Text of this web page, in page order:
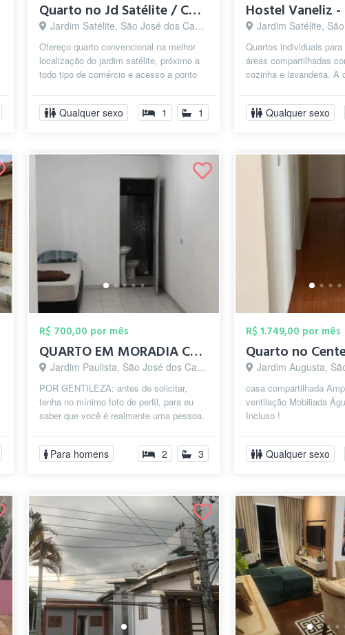
Quarto no Jd Satélite / CONTAS INCLUSAS
Jardim Satélite, São José dos Campos - SP
Ofereço quarto convencional na melhor
localização do jardim satélite, próximo a
todo tipo de comércio e acesso a ponto
Qualquer sexo 1 1
Hostel Vaneliz
Jardim Satélite, São José
Quartos individuais
áreas compartilhadas
cozinha e lavanderia. A
Qualquer sexo
R$ 700,00 por mês
QUARTO EM MORADIA COMPARTILHADA
Jardim Paulista, São José dos Campos - SP
POR GENTILEZA: antes de solicitar,
tenha no mínimo foto de perfil, para eu
saber que você é realmente uma pessoa.
Para homens 2 3
R$ 1.749,00 por mês
Jardim Augusta, São
casa compartilhada
ventilação Mobiliada
Incluso !
Qualquer sexo